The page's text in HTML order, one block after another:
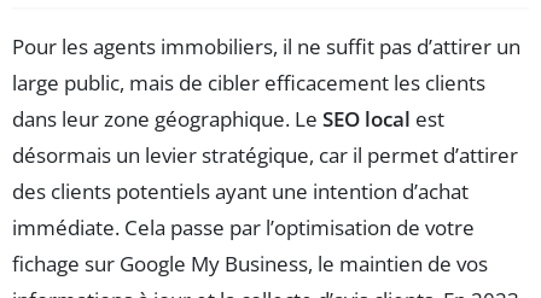
Pour les agents immobiliers, il ne suffit pas d’attirer un
large public, mais de cibler efficacement les clients
dans leur zone géographique. Le SEO local est
désormais un levier stratégique, car il permet d’attirer
des clients potentiels ayant une intention d’achat
immédiate. Cela passe par l’optimisation de votre
fichage sur Google My Business, le maintien de vos